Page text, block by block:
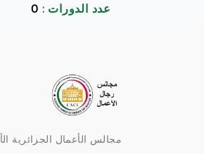
عدد الدورات : 0
مجالس الأعمال الجزائرية